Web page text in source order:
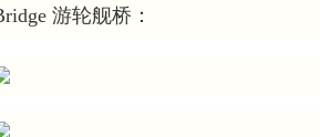
游轮舰桥：